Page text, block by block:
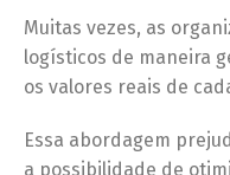
Muitas vezes, as
logísticos de maneira
os valores reais de
Essa abordagem
a possibilidade de